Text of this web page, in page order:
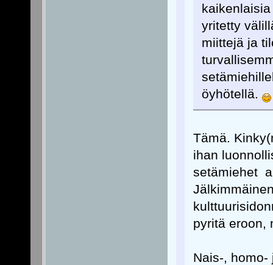
yritetty
miittejä ja
öyhötellä.
Tämä.
ihan
setämiehet
pyritä eroon,
Nais-,